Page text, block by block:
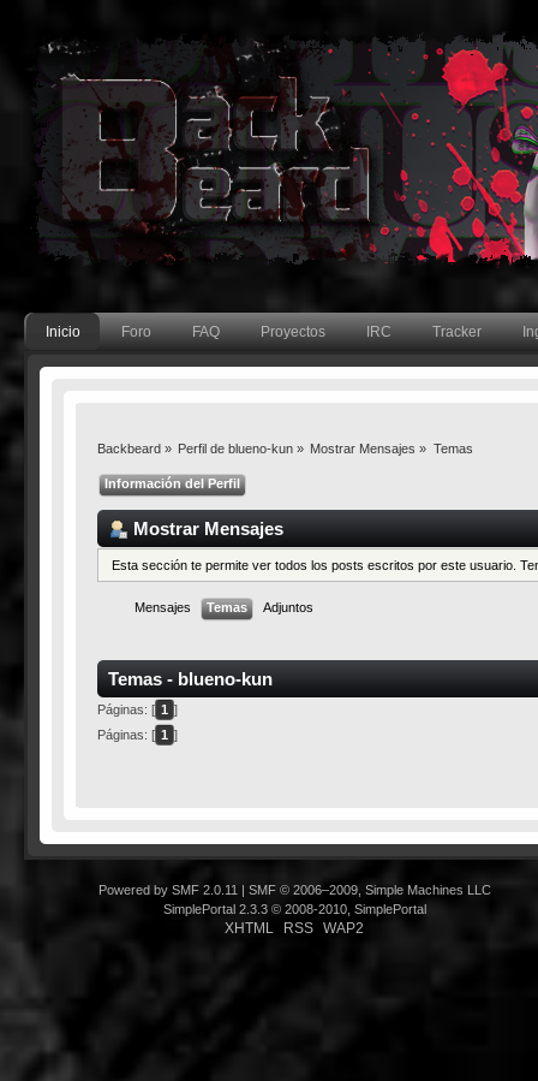
Inicio Foro FAQ Proyectos IRC Tracker
Backbeard» Perfil de blueno-kun» Mostrar Mensajes » Temas
Información del Perfil
Mostrar Mensajes
Esta sección te permite ver todos los posts escritos por este usuario.
Mensajes Temas Adjuntos
Temas - blueno-kun
Páginas: [ 1 ]
Páginas: [ 1 ]
Powered by SMF 2.0.11
SMF © 2006–2009, Simple Machines LLC
SimplePortal 2.3.3 © 2008-2010, SimplePortal
XHTML RSS WAP2